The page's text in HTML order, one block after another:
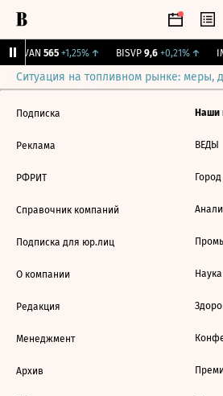
AVAN 565 +1,25%↑ BISVP 9,6 +0,21%↑
Ситуация на топливном рынке: меры,
Подписка
Реклама
РФРИТ
Справочник компаний
Подписка для юр.лиц
О компании
Редакция
Менеджмент
Архив
Наши
ВЕДЫ
Город
Наука